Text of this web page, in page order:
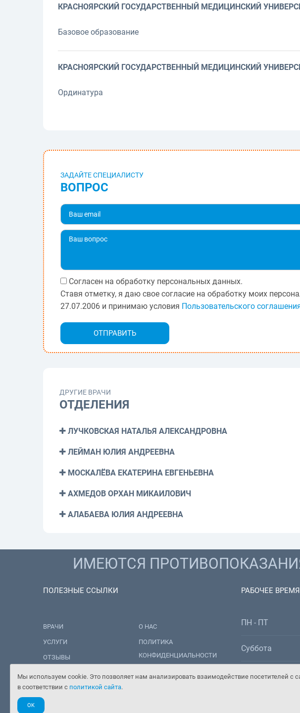
КРАСНОЯРСКИЙ ГОСУДАРСТВЕННЫЙ МЕДИЦИНСКИЙ
Базовое образование
КРАСНОЯРСКИЙ ГОСУДАРСТВЕННЫЙ МЕДИЦИНСКИЙ
Ординатура
ЗАДАЙТЕ СПЕЦИАЛИСТУ
ВОПРОС
Согласен на обработку персональных данных.
Ставя отметку, я даю свое согласие на обработку моих
27.07.2006 и принимаю условия Пользовательского
ДРУГИЕ ВРАЧИ
ОТДЕЛЕНИЯ
ЛУЧКОВСКАЯ НАТАЛЬЯ АЛЕКСАНДРОВНА
ЛЕЙМАН ЮЛИЯ АНДРЕЕВНА
МОСКАЛЁВА ЕКАТЕРИНА ЕВГЕНЬЕВНА
АХМЕДОВ ОРХАН МИКАИЛОВИЧ
АЛАБАЕВА ЮЛИЯ АНДРЕЕВНА
Мы используем cookie. Это позволяет нам анализировать взаимодействие посетителей
в соответствии с политикой сайта.
OK
ИМЕЮТСЯ
ПОЛЕЗНЫЕ ССЫЛКИ
ВРАЧИ
УСЛУГИ
ОТЗЫВЫ
ЦЕНЫ
О НАС
ПОЛИТИКА
КОНФИДЕНЦИАЛЬНОСТИ
РАБОЧЕЕ ВРЕМЯ
ПН - ПТ
Суббота
Воскресенье